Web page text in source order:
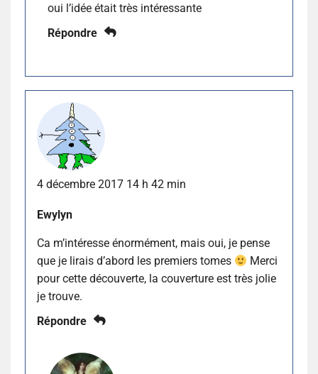
oui l’idée était très intéressante
Répondre
4 décembre 2017 14 h 42 min
Ewylyn
Ca m’intéresse énormément, mais oui, je pense
que je lirais d’abord les premiers tomes
Merci
pour cette découverte, la couverture est très jolie
je trouve.
Répondre